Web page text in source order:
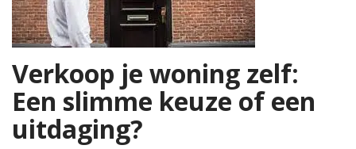
Verkoop je woning zelf:
Een slimme keuze of een
uitdaging?